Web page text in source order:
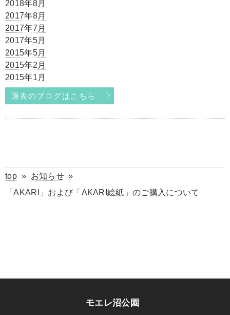
2018年8月
2017年8月
2017年7月
2017年5月
2015年5月
2015年2月
2015年1月
過去のブログはこちら
top» お知らせ»
「AKARI」および「AKARI絵紙」のご購入について
モエレ沼公園